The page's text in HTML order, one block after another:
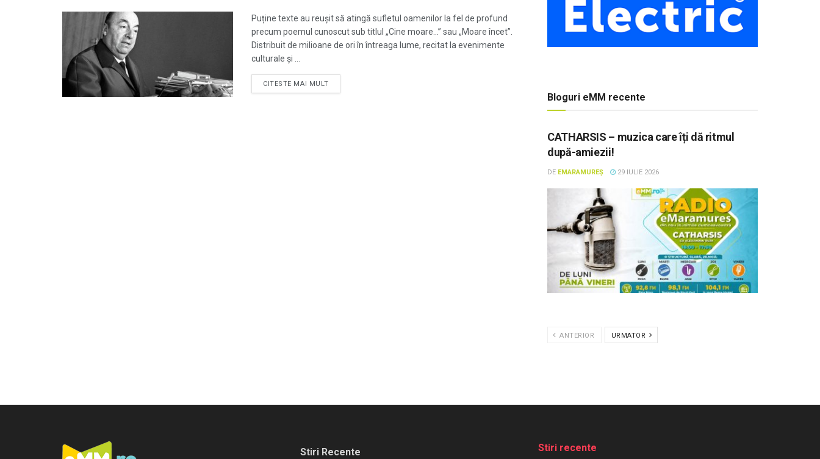
Puține texte au reușit să atingă sufletul oamenilor la fel de profund
precum poemul cunoscut sub titlul „Cine moare...” sau „Moare încet”.
Distribuit de milioane de ori în întreaga lume, recitat la evenimente
culturale și ...
CITESTE MAI MULT
Bloguri eMM recente
CATHARSIS – muzica care îți dă ritmul
după-amiezii!
DE EMARAMUREȘ 29 IULIE 2026
ANTERIOR URMATOR
Stiri Recente Stiri recente